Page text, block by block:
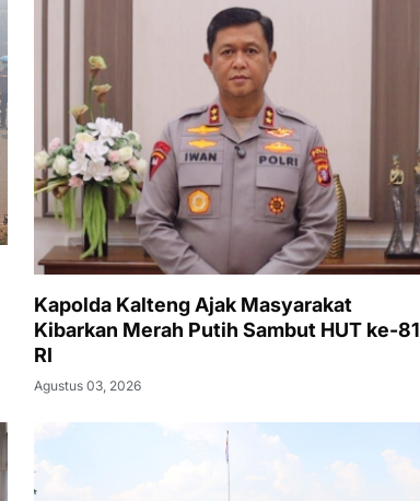
Kapolda Kalteng Ajak Masyarakat
Kibarkan Merah Putih Sambut HUT ke-81
RI
Agustus 03, 2026